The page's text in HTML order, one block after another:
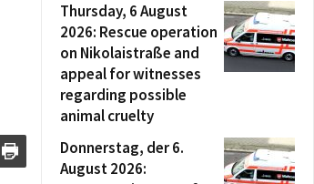
Thursday, 6 August
2026: Rescue operation
on Nikolaistraße and
appeal for witnesses
regarding possible
animal cruelty
Donnerstag, der 6.
August 2026: